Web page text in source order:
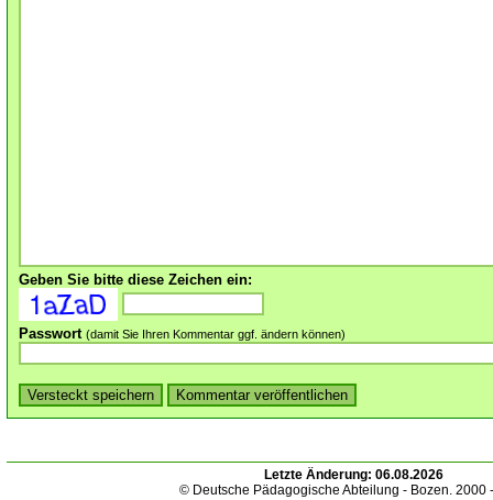
Geben Sie bitte diese Zeichen ein:
Passwort (damit Sie Ihren Kommentar ggf. ändern können)
Letzte Änderung: 06.08.2026
© Deutsche Pädagogische Abteilung - Bozen. 2000